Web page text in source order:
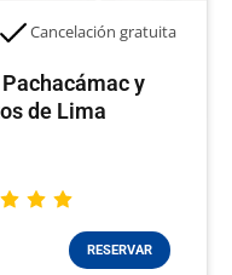
Cancelación gratuita
y
de Lima
RESERVAR